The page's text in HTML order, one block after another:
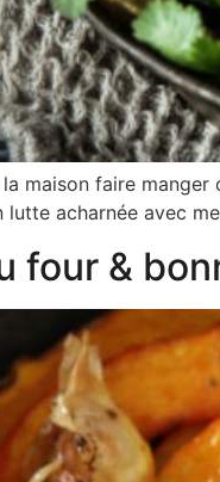
maison faire
acharnée avec
four &